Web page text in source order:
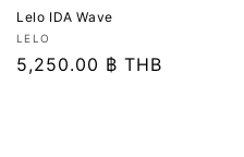
Lelo IDA Wave
เวน
เด
LELO
ราคา
5,250.00 ฿ THB